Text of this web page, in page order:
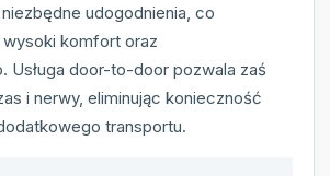
udogodnienia, co
wysoki komfort oraz
Usługa door-to-door pozwala zaś
i nerwy, eliminując konieczność
transportu.